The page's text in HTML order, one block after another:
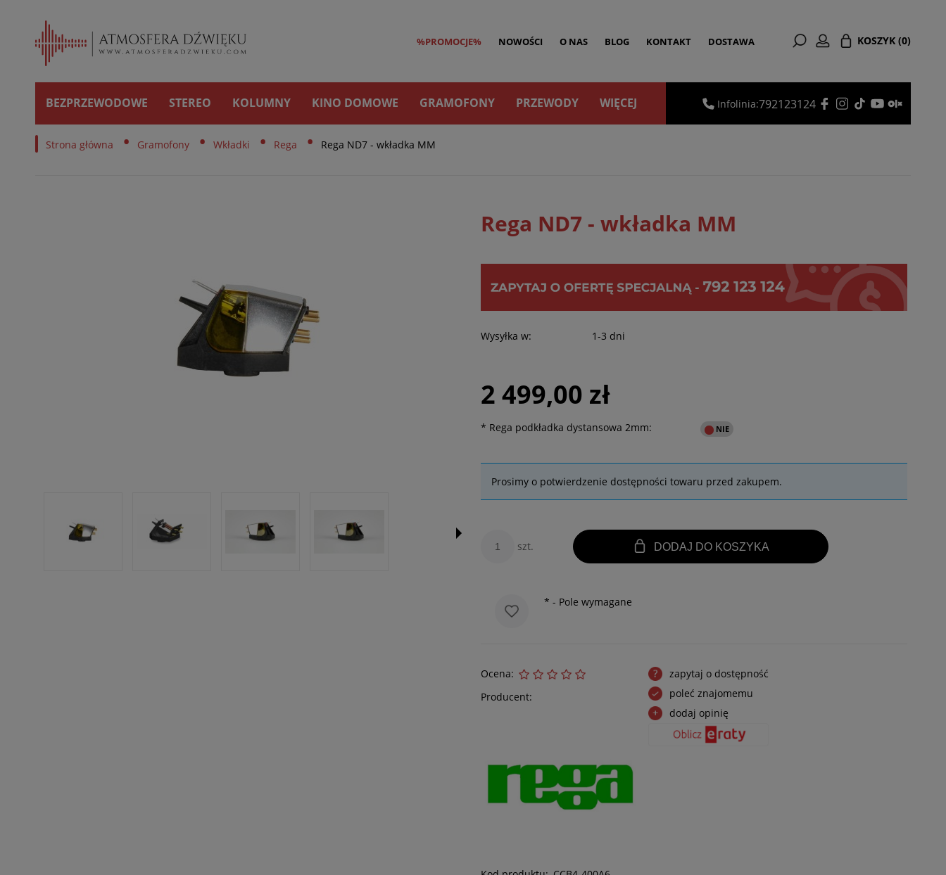
KOSZYK (0)
%PROMOCJE% NOWOŚCI O NAS BLOG KONTAKT DOSTAWA
BEZPRZEWODOWE STEREO KOLUMNY KINO DOMOWE GRAMOFONY PRZEWODY WIĘCEJ Infolinia:792123124
Strona główna • Gramofony • Wkładki • Rega • Rega ND7 - wkładka MM
Rega ND7 - wkładka MM
Wysyłka w: 1-3 dni
2 499,00 zł
* Rega podkładka dystansowa 2mm:
Prosimy o potwierdzenie dostępności towaru przed zakupem.
szt. DODAJ DO KOSZYKA
* - Pole wymagane
Ocena:
Producent:
zapytaj o dostępność
poleć znajomemu
dodaj opinię